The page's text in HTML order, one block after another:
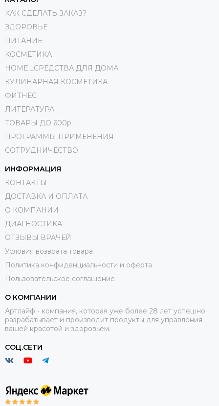
КАК СДЕЛАТЬ ЗАКАЗ?
ЗДОРОВЬЕ
ПИТАНИЕ
КОСМЕТИКА
HOME _СРЕДСТВА ДЛЯ ДОМА
КУЛИНАРНАЯ КОСМЕТИКА
ФИТНЕС
ЛИТЕРАТУРА
ТОВАРЫ ДО 600р.
ПРОГРАММЫ ПРИМЕНЕНИЯ
СОТРУДНИЧЕСТВО
ИНФОРМАЦИЯ
КОНТАКТЫ
ДОСТАВКА И ОПЛАТА
О КОМПАНИИ
ДИАГНОСТИКА
ОТЗЫВЫ ВРАЧЕЙ
Условия возврата товара
Политика конфиденциальности и оферта
Пользовательское соглашение
О КОМПАНИИ
Артлайф - компания, которая уже более 28 лет успешно
разрабатывает и производит продукты для управления
вашей красотой и здоровьем.
СОЦ.СЕТИ